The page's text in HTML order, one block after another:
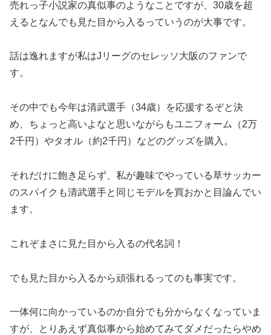
売れっ子小説家の真似事のようなことですが、30歳を超
えるとなんでも見た目から入るっていうのが大事です。
話は逸れますが私はJリーグのセレッソ大阪のファンで
す。
その中でも今年は清武選手（34歳）を応援するぞと決
め、ちょっと高いよなと思いながらもユニフォーム（2万
2千円）やタオル（約2千円）などのグッズを購入。
それだけに飽き足らず、私が趣味でやっている草サッカー
のスパイクも清武選手と同じモデルを買おかと目論んでい
ます。
これぞまさに見た目から入るの代名詞！
でも見た目から入るから頑張れるってのも事実です。
一体何に向かっているのか自分でも分からなくなっていま
すが、とりあえず真似事から始めてみてダメだったらやめ